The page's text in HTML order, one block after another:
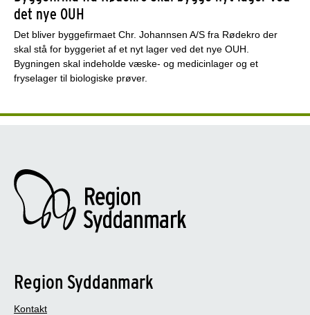
det nye OUH
Det bliver byggefirmaet Chr. Johannsen A/S fra Rødekro der
skal stå for byggeriet af et nyt lager ved det nye OUH.
Bygningen skal indeholde væske- og medicinlager og et
fryselager til biologiske prøver.
Region Syddanmark
Kontakt